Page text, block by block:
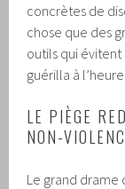
concrètes de
chose que des
outils qui
guérilla à
LE PIÈGE
NON-
Le grand